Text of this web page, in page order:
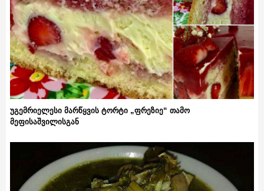
უგემრიელესი მარწყვის ტორტი „ფრეზიე“ თამო
მეფისაშვილისგან